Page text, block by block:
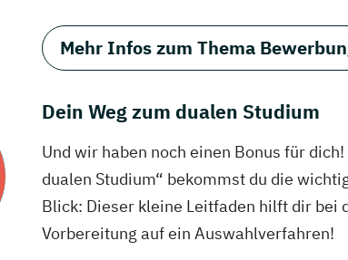
Mehr Infos zum Thema
Dein Weg zum dualen Studium
Und wir haben noch einen Bonus für
dualen Studium“ bekommst du die
Blick: Dieser kleine Leitfaden hilft dir bei
Vorbereitung auf ein Auswahlverfahren!